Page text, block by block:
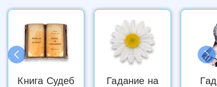
Книга Судеб
Гадание на